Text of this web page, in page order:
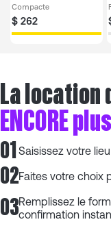
Compacte
$ 262
La
ENCORE
01Saisissez votre
02Faites votre choix
03Remplissez le
confirmation